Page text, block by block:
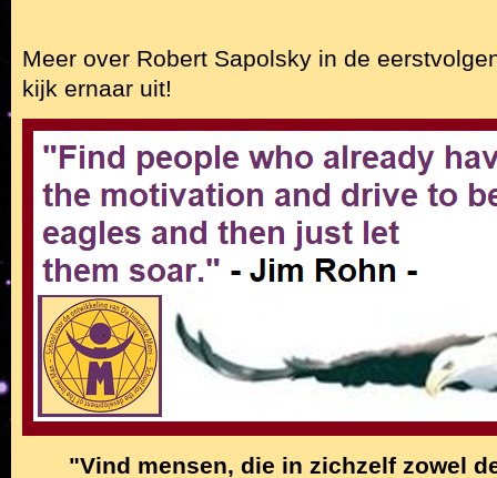
Meer over Robert Sapolsky in de
kijk ernaar uit!
"Vind mensen, die in zichzelf zowel